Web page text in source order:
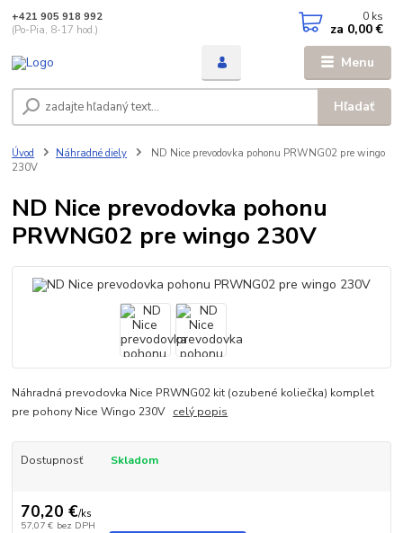
Menu
Hľadať
+421 905 918 992
(Po-Pia, 8-17 hod.)
0 ks
za 0,00 €
Úvod Náhradné diely
ND Nice prevodovka pohonu PRWNG02 pre wingo
230V
ND Nice prevodovka pohonu
PRWNG02 pre wingo 230V
Náhradná prevodovka Nice PRWNG02 kit (ozubené koliečka) komplet
pre pohony Nice Wingo 230V celý popis
Dostupnosť Skladom
70,20 €/ks
57,07 € bez DPH